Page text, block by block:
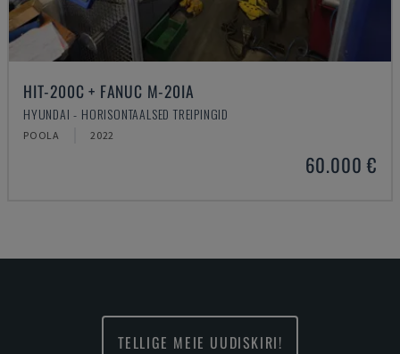
HIT-200C + FANUC M-20IA
HYUNDAI - HORISONTAALSED TREIPINGID
POOLA 2022
60.000 €
TELLIGE MEIE UUDISKIRI!